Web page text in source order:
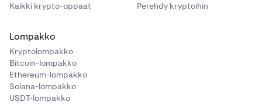
Kaikki krypto-oppaat
Perehdy kryptoihin
Lompakko
Kryptolompakko
Bitcoin-lompakko
Ethereum-lompakko
Solana-lompakko
USDT-lompakko